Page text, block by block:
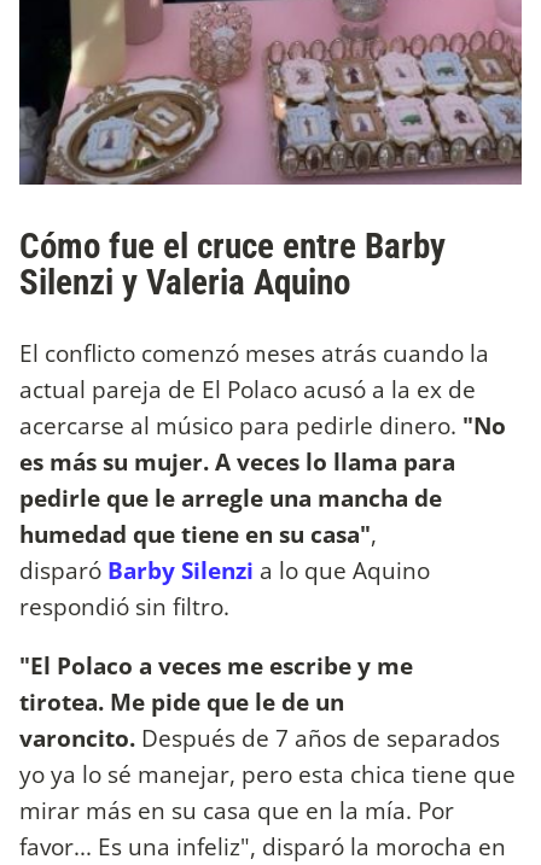
Cómo fue el cruce entre Barby
Silenzi y Valeria Aquino
El conflicto comenzó meses atrás cuando la
actual pareja de El Polaco acusó a la ex de
acercarse al músico para pedirle dinero. "No
es más su mujer. A veces lo llama para
pedirle que le arregle una mancha de
humedad que tiene en su casa",
disparó Barby Silenzi a lo que Aquino
respondió sin filtro.
"El Polaco a veces me escribe y me
tirotea. Me pide que le de un
varoncito. Después de 7 años de separados
yo ya lo sé manejar, pero esta chica tiene que
mirar más en su casa que en la mía. Por
favor... Es una infeliz", disparó la morocha en